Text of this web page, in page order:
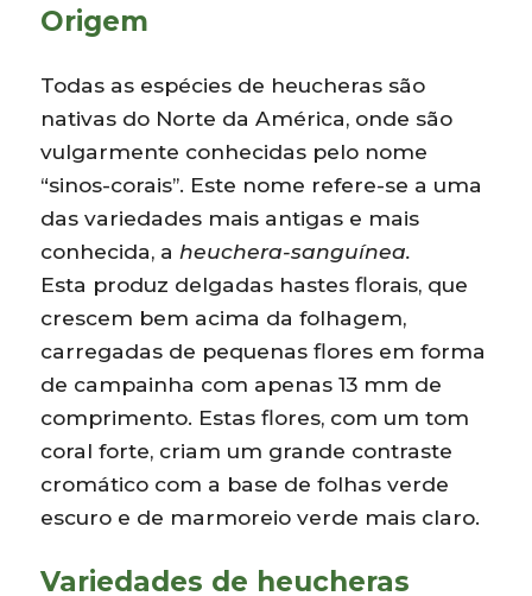
Origem
Todas as espécies de heucheras são
nativas do Norte da América, onde são
vulgarmente conhecidas pelo nome
“sinos-corais”. Este nome refere-se a uma
das variedades mais antigas e mais
conhecida, a heuchera-sanguínea.
Esta produz delgadas hastes florais, que
crescem bem acima da folhagem,
carregadas de pequenas flores em forma
de campainha com apenas 13 mm de
comprimento. Estas flores, com um tom
coral forte, criam um grande contraste
cromático com a base de folhas verde
escuro e de marmoreio verde mais claro.
Variedades de heucheras